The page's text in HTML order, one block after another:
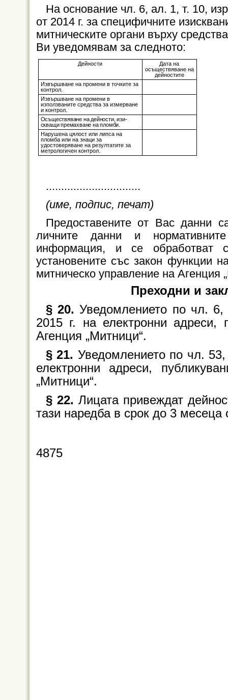
На основание чл. 6, ал. 1, т. 10,
от 2014 г. за специфичните
митническите органи върху
Ви уведомявам за следното:
Дейности
Дата на
осъществяване на
дейностите
Извършване на промени в точките за
контрол.
Извършване на промени в
използваните средства за измерване
и контрол.
Осъществяване на дейности, изи­
скващи премахване на пломби.
Нарушена цялост или липса на
пломба или на знаци за
удостоверяване на резултатите за
метрологичен контрол.
...............................
(име, подпис, печат)
Предоставените от Вас данни
личните данни и
информация, и се обработват
установените със закон функции
митническо управление на Агенция
Преходни и
§ 20. Уведомлението по чл.
2015 г. на електронни адреси,
Агенция „Митници“.
§ 21. Уведомлението по чл.
електронни адреси,
„Митници“.
§ 22. Лицата привеждат
тази наредба в срок до 3 месеца
4875